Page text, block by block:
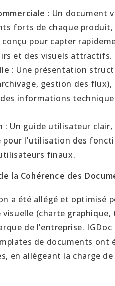
: Un document
forts de chaque
pour capter
et des visuels attractifs.
: Une présentation
gestion des flux),
informations
: Un guide utilisateur clair,
l’utilisation des
finaux.
la Cohérence des
a été allégé et optimisé
(charte graphique,
de l’entreprise.
de documents ont
en allégeant la charge de